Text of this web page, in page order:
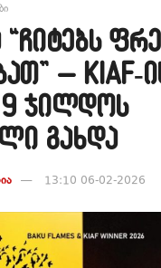
“ჩიტებს
– KIAF-
ჯილდოს
გახდა
13:10 06-02-2026